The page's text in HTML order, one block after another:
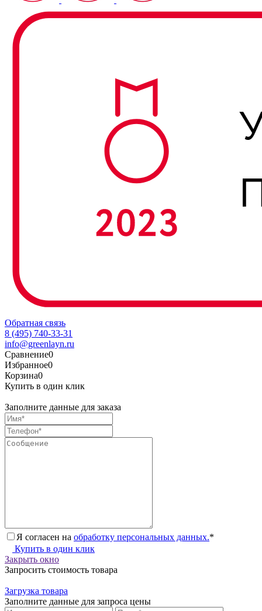
Обратная связь
8 (495) 740-33-31
info@greenlayn.ru
Сравнение0
Избранное0
Корзина0
Купить в один клик
Заполните данные для заказа
Я согласен на обработку персональных данных.*
Купить в один клик
Закрыть окно
Запросить стоимость товара
Загрузка товара
Заполните данные для запроса цены